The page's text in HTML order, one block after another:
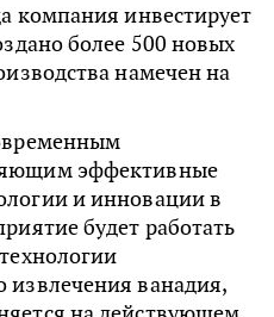
компания инвестирует
более 500 новых
намечен на
эффективные
и инновации в
будет работать
извлечения ванадия,